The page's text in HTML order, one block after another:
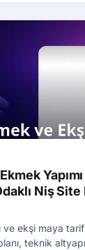
Niş Site
ve ekşi maya
teknik